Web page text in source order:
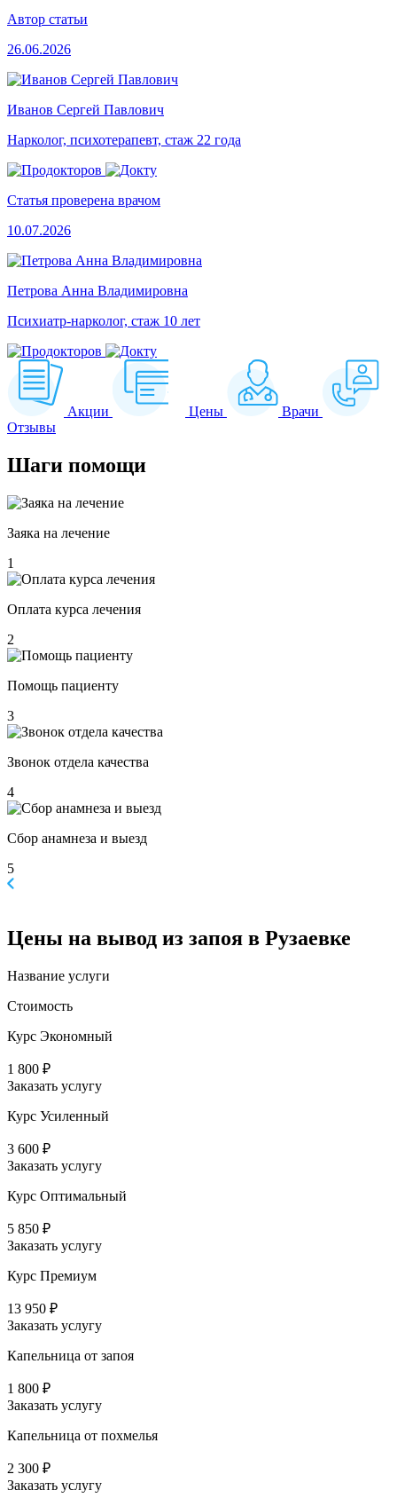
Автор статьи
26.06.2026
Иванов Сергей Павлович
Нарколог, психотерапевт, стаж 22 года
Статья проверена врачом
10.07.2026
Петрова Анна Владимировна
Психиатр-нарколог, стаж 10 лет
Акции Цены
Врачи
Отзывы
Шаги помощи
Заяка на лечение
1
Оплата курса лечения
2
Помощь пациенту
3
Звонок отдела качества
4
Сбор анамнеза и выезд
5
Цены на вывод из запоя в Рузаевке
Название услуги
Стоимость
Курс Экономный
1 800 ₽
Заказать услугу
Курс Усиленный
3 600 ₽
Заказать услугу
Курс Оптимальный
5 850 ₽
Заказать услугу
Курс Премиум
13 950 ₽
Заказать услугу
Капельница от запоя
1 800 ₽
Заказать услугу
Капельница от похмелья
2 300 ₽
Заказать услугу